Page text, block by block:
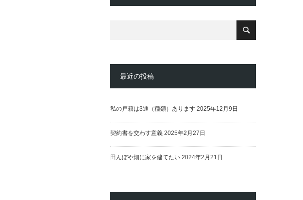
最近の投稿
私の戸籍は3通（種類）あります 2025年12月9日
契約書を交わす意義 2025年2月27日
田んぼや畑に家を建てたい 2024年2月21日